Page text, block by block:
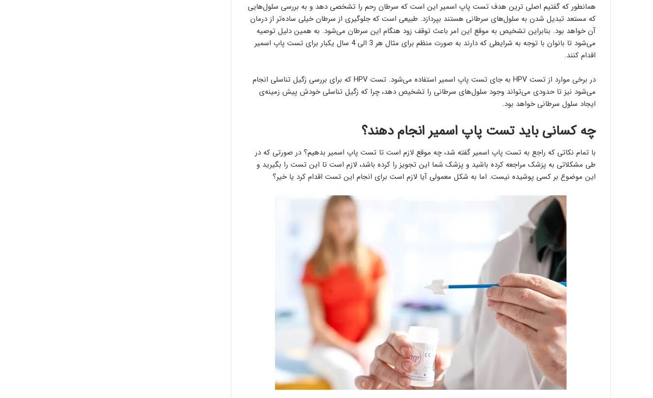
همانطور که گفتیم اصلی ترین هدف تست پاپ اسمیر این است که سرطان رحم را تشخصی دهد و به بررسی سلول‌هایی
که مستعد تبدیل شدن به سلول‌های سرطانی هستند بپردازد. طبیعی است که جلوگیری از سرطان خیلی ساده‌تر از درمان
آن خواهد بود. بنابراین تشخیص به موقع این امر باعث توقف زود هنگام این سرطان می‌شود. به همین دلیل توصیه
می‌شود تا بانوان با توجه به شرایطی که دارند به صورت منظم برای مثال هر 3 الی 4 سال یکبار برای تست پاپ اسمیر
اقدام کنند.
در برخی موارد از تست HPV به جای تست پاپ اسمیر استفاده می‌شود. تست HPV که برای بررسی زگیل تناسلی انجام
می‌شود نیز تا حدودی می‌تواند وجود سلول‌های سرطانی را تشخیص دهد، چرا که زگیل تناسلی خودش پیش زمینه‌ی
ایجاد سلول سرطانی خواهد بود.
چه کسانی باید تست پاپ اسمیر انجام دهند؟
با تمام نکاتی که راجع به تست پاپ اسمیر گفته شد، چه موقع لازم است تا تست پاپ اسمیر بدهیم؟ در صورتی که در
طی مشکلاتی به پزشک مراجعه کرده باشید و پزشک شما این تجویز را کرده باشد، لازم است تا این تست را بگیرید و
این موضوع بر کسی پوشیده نیست. اما به شکل معمولی آیا لازم است برای انجام این تست اقدام کرد یا خیر؟